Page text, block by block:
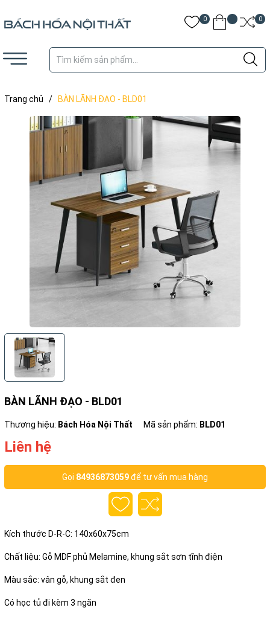
0 0
Trang chủ / BÀN LÃNH ĐẠO - BLD01
BÀN LÃNH ĐẠO - BLD01
Thương hiệu: Bách Hóa Nội Thất Mã sản phẩm: BLD01
Liên hệ
Gọi 84936873059để tư vấn mua hàng
Kích thước D-R-C: 140x60x75cm
Chất liệu: Gỗ MDF phủ Melamine, khung sắt sơn tĩnh điện
Màu sắc: vân gỗ, khung sắt đen
Có học tủ đi kèm 3 ngăn